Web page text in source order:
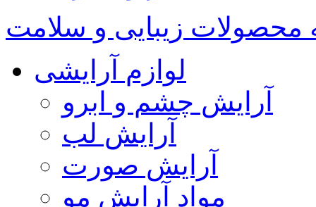
محصولات زیبایی و سلامت
لوازم آرایشی
آرایش چشم و ابرو
آرایش لب
آرایش صورت
مواد آرایش مو